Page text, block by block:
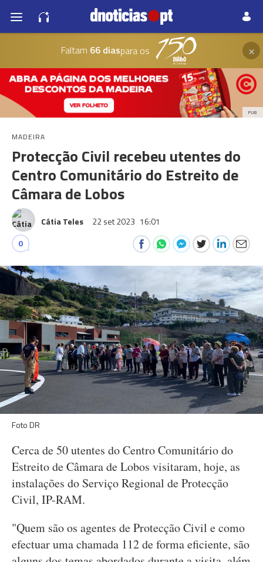
Faltam 66 diaspara os ×
PUB
MADEIRA
Protecção Civil recebeu utentes do
Centro Comunitário do Estreito de
Câmara de Lobos
Cátia Teles 22 set 2023 16:01
0
Foto DR
Cerca de 50 utentes do Centro Comunitário do
Estreito de Câmara de Lobos visitaram, hoje, as
instalações do Serviço Regional de Protecção
Civil, IP-RAM.
"Quem são os agentes de Protecção Civil e como
efectuar uma chamada 112 de forma eficiente, são